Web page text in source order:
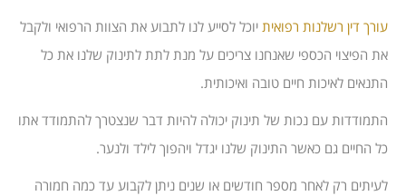
עורך דין רשלנות רפואית יוכל לסייע לנו לתבוע את הצוות הרפואי ולקבל
את הפיצוי הכספי שאנחנו צריכים על מנת לתת לתינוק שלנו את כל
התנאים לאיכות חיים טובה ואיכותית.
התמודדות עם נכות של תינוק יכולה להיות דבר שנצטרך להתמודד אתו
כל החיים גם כאשר התינוק שלנו יגדל ויהפוך לילד ולנער.
לעיתים רק לאחר מספר חודשים או שנים ניתן לקבוע עד כמה חמורה